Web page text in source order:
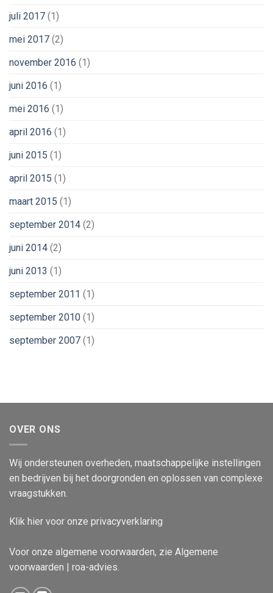
juli 2017 (1)
mei 2017 (2)
november 2016 (1)
juni 2016 (1)
mei 2016 (1)
april 2016 (1)
juni 2015 (1)
april 2015 (1)
maart 2015 (1)
september 2014 (2)
juni 2014 (2)
juni 2013 (1)
september 2011 (1)
september 2010 (1)
september 2007 (1)
OVER ONS
Wij ondersteunen overheden, maatschappelijke instellingen
en bedrijven bij het doorgronden en oplossen van complexe
vraagstukken.
Klik hier voor onze privacyverklaring
Voor onze algemene voorwaarden, zie Algemene
voorwaarden | roa-advies